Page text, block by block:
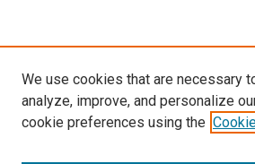
We use cookies that are necessary
analyze, improve, and personalize
cookie preferences using the